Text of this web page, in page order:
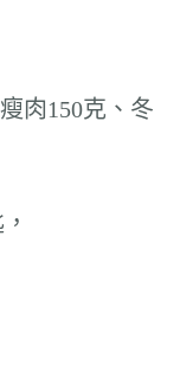
肉150克、冬